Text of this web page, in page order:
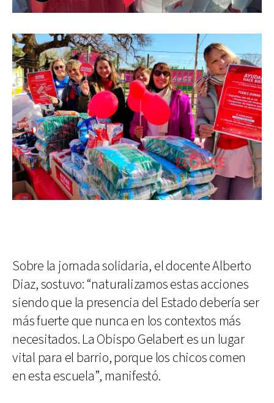
Sobre la jornada solidaria, el docente Alberto
Diaz, sostuvo: “naturalizamos estas acciones
siendo que la presencia del Estado debería ser
más fuerte que nunca en los contextos más
necesitados. La Obispo Gelabert es un lugar
vital para el barrio, porque los chicos comen
en esta escuela”, manifestó.